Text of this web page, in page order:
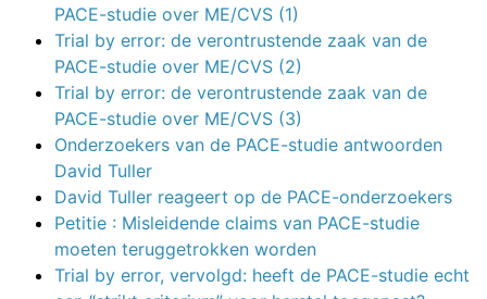
PACE-studie over ME/CVS (1)
Trial by error: de verontrustende zaak van de
PACE-studie over ME/CVS (2)
Trial by error: de verontrustende zaak van de
PACE-studie over ME/CVS (3)
Onderzoekers van de PACE-studie antwoorden
David Tuller
David Tuller reageert op de PACE-onderzoekers
Petitie : Misleidende claims van PACE-studie
moeten teruggetrokken worden
Trial by error, vervolgd: heeft de PACE-studie echt